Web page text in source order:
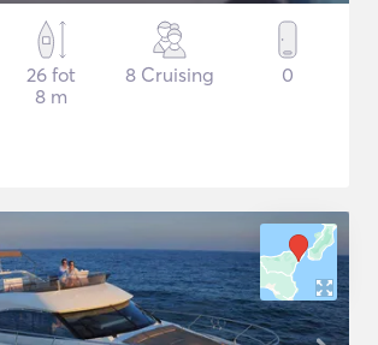
26 fot
8 m
8 Cruising 0